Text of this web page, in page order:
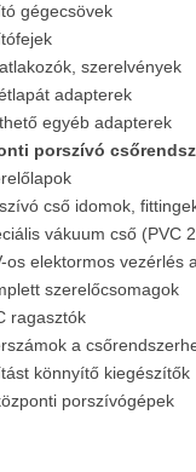
gégecsövek
szerelvények
adapterek
egyéb adapterek
porszívó
cső idomok,
vákuum cső (PVC
os elektormos vezérlés
szerelőcsomagok
ragasztók
a
könnyítő kiegészítők
porszívógépek